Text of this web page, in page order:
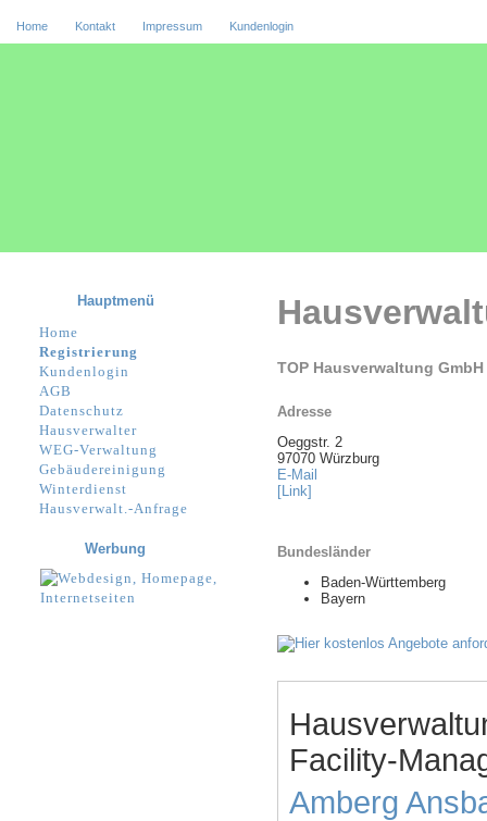
Home Kontakt Impressum Kundenlogin
TOP Hausverwaltung GmbH
Adresse
Oeggstr. 2
97070 Würzburg
E-Mail
[Link]
Bundesländer
Baden-Württemberg
Bayern
Facility-
Amberg
Hauptmenü
Home
Registrierung
Kundenlogin
AGB
Datenschutz
Hausverwalter
WEG-Verwaltung
Gebäudereinigung
Winterdienst
Hausverwalt.-Anfrage
Werbung